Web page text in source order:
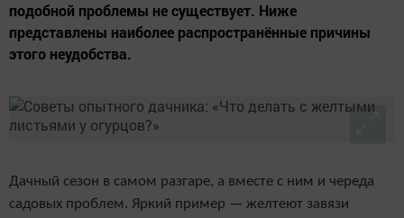
подобной проблемы не существует. Ниже
представлены наиболее распространённые причины
этого неудобства.
Дачный сезон в самом разгаре, а вместе с ним и череда
садовых проблем. Яркий пример — желтеют завязи